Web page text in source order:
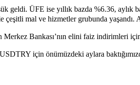
geldi. ÜFE ise yıllık bazda %6.36, aylık
mal ve hizmetler grubunda yaşandı.
Bankası’nın elini faiz indirimleri
için önümüzdeki aylara